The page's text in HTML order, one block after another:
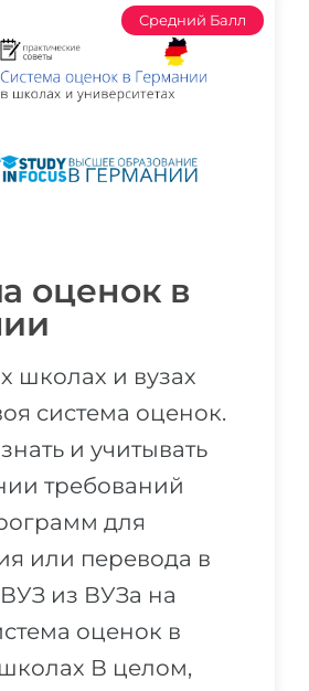
Средний Балл
оценок в
школах и вузах
система оценок.
и учитывать
требований
для
или перевода в
из ВУЗа на
оценок в
В целом,